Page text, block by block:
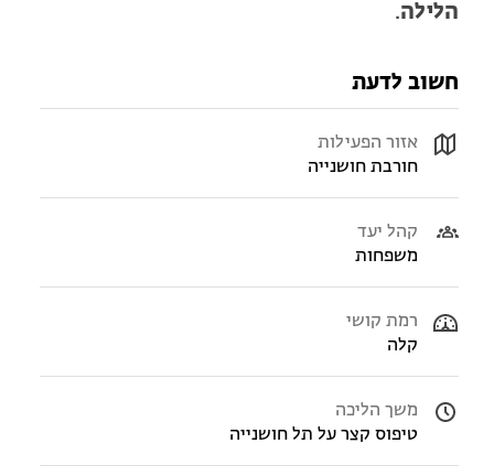
הלילה.
חשוב לדעת
אזור הפעילות
חורבת חושנייה
קהל יעד
משפחות
רמת קושי
קלה
משך הליכה
טיפוס קצר על תל חושנייה